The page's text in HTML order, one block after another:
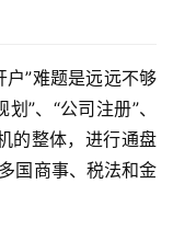
”难题是远远不够
”、“公司注册”、
的整体，进行通盘
国商事、税法和金